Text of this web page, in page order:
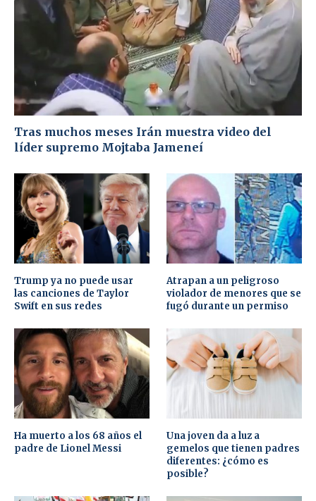
Tras muchos meses Irán muestra video del
líder supremo Mojtaba Jameneí
Trump ya no puede usar
las canciones de Taylor
Swift en sus redes
Atrapan a un peligroso
violador de menores que se
fugó durante un permiso
Ha muerto a los 68 años el
padre de Lionel Messi
Una joven da a luz a
gemelos que tienen padres
diferentes: ¿cómo es
posible?